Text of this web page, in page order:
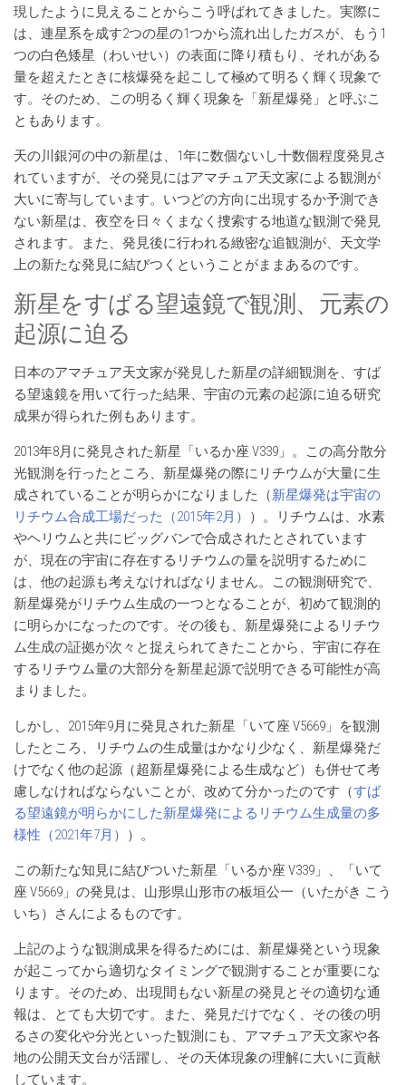
現したように見えることからこう呼ばれてきました。実際に
は、連星系を成す2つの星の1つから流れ出したガスが、もう1
つの白色矮星（わいせい）の表面に降り積もり、それがある
量を超えたときに核爆発を起こして極めて明るく輝く現象で
す。そのため、この明るく輝く現象を「新星爆発」と呼ぶこ
ともあります。
天の川銀河の中の新星は、1年に数個ないし十数個程度発見さ
れていますが、その発見にはアマチュア天文家による観測が
大いに寄与しています。いつどの方向に出現するか予測でき
ない新星は、夜空を日々くまなく捜索する地道な観測で発見
されます。また、発見後に行われる緻密な追観測が、天文学
上の新たな発見に結びつくということがままあるのです。
新星をすばる望遠鏡で観測、元素の
起源に迫る
日本のアマチュア天文家が発見した新星の詳細観測を、すば
る望遠鏡を用いて行った結果、宇宙の元素の起源に迫る研究
成果が得られた例もあります。
2013年8月に発見された新星「いるか座 V339」。この高分散分
光観測を行ったところ、新星爆発の際にリチウムが大量に生
成されていることが明らかになりました（新星爆発は宇宙の
リチウム合成工場だった（2015年2月）
）。リチウムは、水素
やヘリウムと共にビッグバンで合成されたとされています
が、現在の宇宙に存在するリチウムの量を説明するために
は、他の起源も考えなければなりません。この観測研究で、
新星爆発がリチウム生成の一つとなることが、初めて観測的
に明らかになったのです。その後も、新星爆発によるリチウ
ム生成の証拠が次々と捉えられてきたことから、宇宙に存在
するリチウム量の大部分を新星起源で説明できる可能性が高
まりました。
しかし、2015年9月に発見された新星「いて座 V5669」を観測
したところ、リチウムの生成量はかなり少なく、新星爆発だ
けでなく他の起源（超新星爆発による生成など）も併せて考
慮しなければならないことが、改めて分かったのです（すば
る望遠鏡が明らかにした新星爆発によるリチウム生成量の多
様性（2021年7月）
）。
この新たな知見に結びついた新星「いるか座 V339」、「いて
座 V5669」の発見は、山形県山形市の板垣公一（いたがき こう
いち）さんによるものです。
上記のような観測成果を得るためには、新星爆発という現象
が起こってから適切なタイミングで観測することが重要にな
ります。そのため、出現間もない新星の発見とその適切な通
報は、とても大切です。また、発見だけでなく、その後の明
るさの変化や分光といった観測にも、アマチュア天文家や各
地の公開天文台が活躍し、その天体現象の理解に大いに貢献
しています。